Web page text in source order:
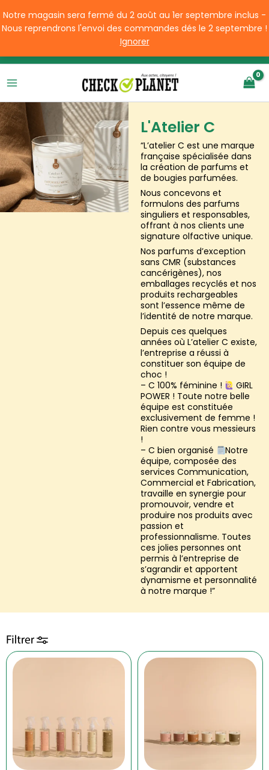
Notre magasin sera fermé du 2 août au 1er septembre inclus -
Nous reprendrons l'envoi des commandes dés le 2 septembre !
Ignorer
au
contenu
Livraison offerte à partir de 49€ d'achats en France
L'Atelier C
“L’atelier C est une marque
française spécialisée dans
la création de parfums et
de bougies parfumées.
Nous concevons et
formulons des parfums
singuliers et responsables,
offrant à nos clients une
signature olfactive unique.
Nos parfums d’exception
sans CMR (substances
cancérigènes), nos
emballages recyclés et nos
produits rechargeables
sont l’essence même de
l’identité de notre marque.
Depuis ces quelques
années où L’atelier C existe,
l’entreprise a réussi à
constituer son équipe de
choc !
– C 100% féminine !
GIRL
POWER ! Toute notre belle
équipe est constituée
exclusivement de femme !
Rien contre vous messieurs
!
– C bien organisé
Notre
équipe, composée des
services Communication,
Commercial et Fabrication,
travaille en synergie pour
promouvoir, vendre et
produire nos produits avec
passion et
professionnalisme. Toutes
ces jolies personnes ont
permis à l’entreprise de
s’agrandir et apportent
dynamisme et personnalité
à notre marque !”
Catégories de produits
Marques
L'Atelier C (7)
Ce
Les
options
peuvent
Ce
options